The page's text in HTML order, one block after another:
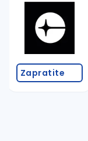
Zapratite